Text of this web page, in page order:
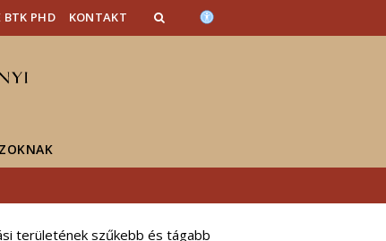
BTK PHD KONTAKT
területének szűkebb és tágabb